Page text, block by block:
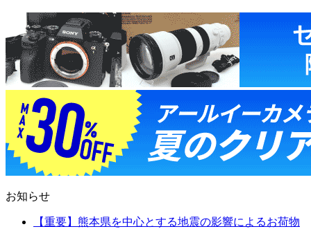
お知らせ
【重要】熊本県を中心とする地震の影響によるお荷物